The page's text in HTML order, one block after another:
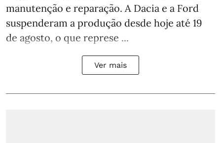
manutenção e reparação. A Dacia e a Ford
suspenderam a produção desde hoje até 19
de agosto, o que represe ...
Ver mais